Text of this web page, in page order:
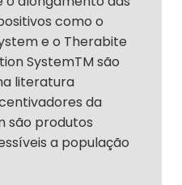
como o
e o Therabite
SystemTM são
literatura
da
são produtos
a população